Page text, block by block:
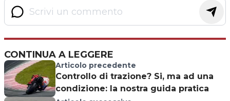
CONTINUA A LEGGERE
Articolo precedente
Controllo di trazione? Si, ma ad una
condizione: la nostra guida pratica